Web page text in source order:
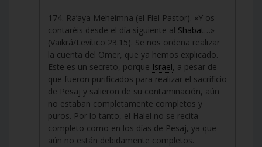
174. Ra’aya Meheimna (el Fiel Pastor). «Y os
contaréis desde el día siguiente al Shabat…»
(Vaikrá/Levítico 23:15). Se nos ordena realizar
la cuenta del Omer, que ya hemos explicado.
Este es un secreto, porque Israel, a pesar de
que fueron purificados para realizar el sacrificio
de Pesaj y salieron de su contaminación, aún
no estaban completamente completos y
puros. Por lo tanto, el Halel no se recita
completo como en los días de Pesaj, ya que
aún no están debidamente completos.